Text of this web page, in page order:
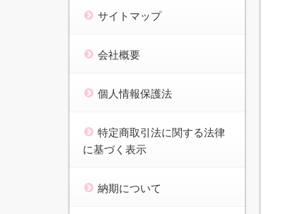
サイトマップ
会社概要
個人情報保護法
特定商取引法に関する法律
に基づく表示
納期について